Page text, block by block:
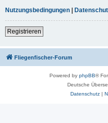
Nutzungsbedingungen
Registrieren
Fliegenfischer-Forum
Powered by phpBB®
Deutsche
Datenschutz|